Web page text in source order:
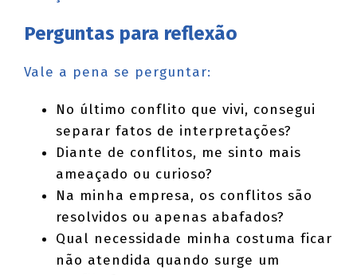
Perguntas para reflexão
Vale a pena se perguntar:
No último conflito que vivi, consegui
separar fatos de interpretações?
Diante de conflitos, me sinto mais
ameaçado ou curioso?
Na minha empresa, os conflitos são
resolvidos ou apenas abafados?
Qual necessidade minha costuma ficar
não atendida quando surge um